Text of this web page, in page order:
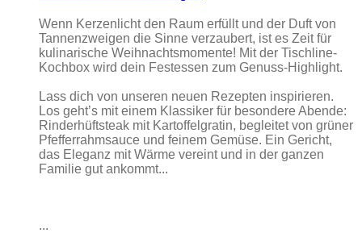
Wenn Kerzenlicht den Raum erfüllt und der Duft von
Tannenzweigen die Sinne verzaubert, ist es Zeit für
kulinarische Weihnachtsmomente! Mit der Tischline-
Kochbox wird dein Festessen zum Genuss-Highlight.
Lass dich von unseren neuen Rezepten inspirieren.
Los geht’s mit einem Klassiker für besondere Abende:
Rinderhüftsteak mit Kartoffelgratin, begleitet von grüner
Pfefferrahmsauce und feinem Gemüse. Ein Gericht,
das Eleganz mit Wärme vereint und in der ganzen
Familie gut ankommt...
...